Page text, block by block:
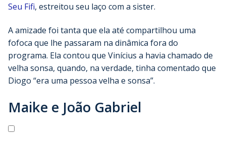
Seu Fifi, estreitou seu laço com a sister.
A amizade foi tanta que ela até compartilhou uma
fofoca que lhe passaram na dinâmica fora do
programa. Ela contou que Vinícius a havia chamado de
velha sonsa, quando, na verdade, tinha comentado que
Diogo “era uma pessoa velha e sonsa”.
Maike e João Gabriel